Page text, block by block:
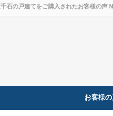
石の戸建てをご購入されたお客様の声
お客様の